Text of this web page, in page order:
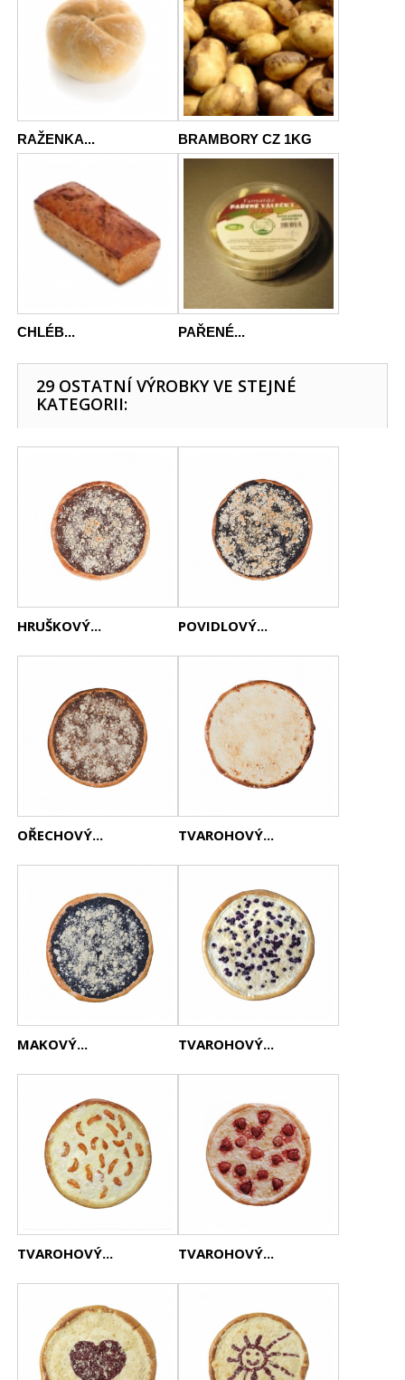
RAŽENKA... BRAMBORY CZ 1KG
CHLÉB... PAŘENÉ...
29 OSTATNÍ VÝROBKY VE STEJNÉ
KATEGORII:
HRUŠKOVÝ... POVIDLOVÝ...
OŘECHOVÝ... TVAROHOVÝ...
MAKOVÝ... TVAROHOVÝ...
TVAROHOVÝ... TVAROHOVÝ...